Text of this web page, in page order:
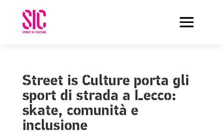
Street is Culture porta gli
sport di strada a Lecco:
skate, comunità e
inclusione